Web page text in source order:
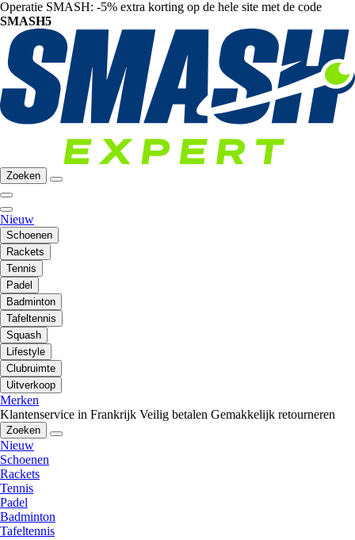
Operatie SMASH: -5% extra korting op de hele site met de code
SMASH5
Zoeken
Nieuw
Schoenen
Rackets
Tennis
Padel
Badminton
Tafeltennis
Squash
Lifestyle
Clubruimte
Uitverkoop
Merken
Klantenservice in Frankrijk Veilig betalen Gemakkelijk retourneren
Zoeken
Nieuw
Schoenen
Rackets
Tennis
Padel
Badminton
Tafeltennis